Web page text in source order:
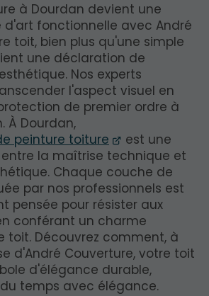
à Dourdan devient une
fonctionnelle avec André
toit, bien plus qu'une simple
une déclaration de
Nos experts
l'aspect visuel en
de premier ordre à
À Dourdan,
peinture toiture
est une
la maîtrise technique et
Chaque couche de
par nos professionnels est
pensée pour résister aux
conférant un charme
toit. Découvrez comment, à
d'André Couverture, votre toit
d'élégance durable,
temps avec élégance.